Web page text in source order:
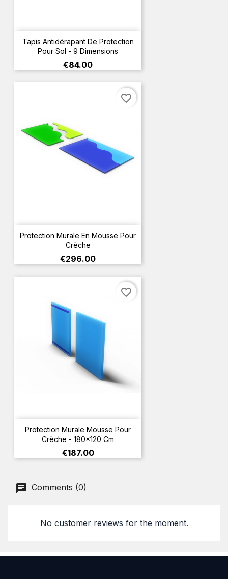
Tapis Antidérapant De Protection
Pour Sol - 9 Dimensions
Price
€84.00
Protection Murale En Mousse Pour
Crèche
Price
€296.00
favorite_border
Protection Murale Mousse Pour
Crèche - 180x120 Cm
Price
€187.00
favorite_border
Comments (0)
No customer reviews for the moment.